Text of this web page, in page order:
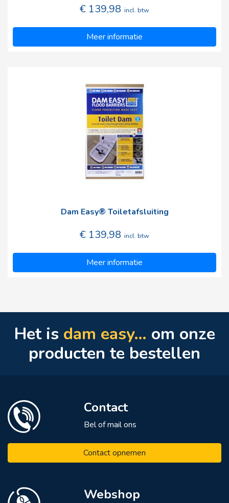
€ 139,98 incl. btw
Meer informatie
Dam Easy® Toiletafsluiting
€ 139,98 incl. btw
Meer informatie
Het is dam easy… om onze
producten te bestellen
Contact
Bel of mail ons
Contact opnemen
Webshop